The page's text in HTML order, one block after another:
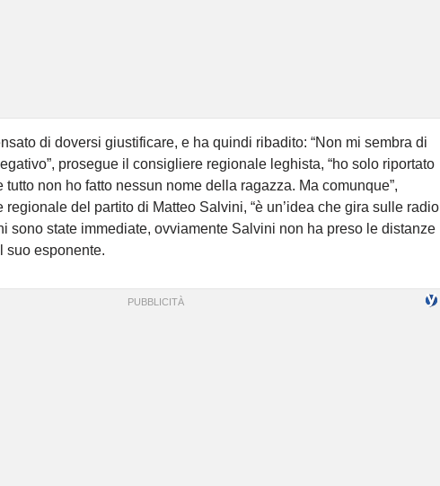
di doversi giustificare, e ha quindi ribadito: “Non mi sembra di
prosegue il consigliere regionale leghista, “ho solo riportato
tutto non ho fatto nessun nome della ragazza. Ma comunque”,
regionale del partito di Matteo Salvini, “è un’idea che gira sulle radio
sono state immediate, ovviamente Salvini non ha preso le distanze
suo esponente.